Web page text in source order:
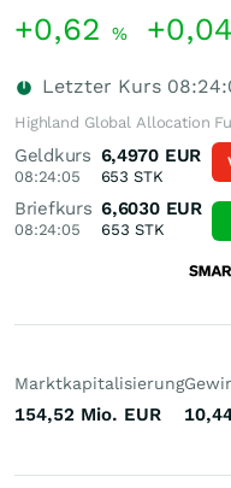
+0,62 %
Letzter Kurs
Highland Global Allocation
Geldkurs
08:24:05
6,4970 EUR
653 STK
Briefkurs
08:24:05
6,6030 EUR
653 STK
Marktkapitalisierung
154,52 Mio. EUR